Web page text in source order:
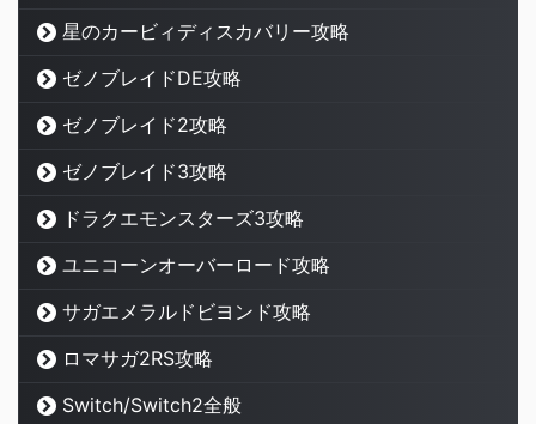
星のカービィディスカバリー攻略
ゼノブレイドDE攻略
ゼノブレイド2攻略
ゼノブレイド3攻略
ドラクエモンスターズ3攻略
ユニコーンオーバーロード攻略
サガエメラルドビヨンド攻略
ロマサガ2RS攻略
Switch/Switch2全般